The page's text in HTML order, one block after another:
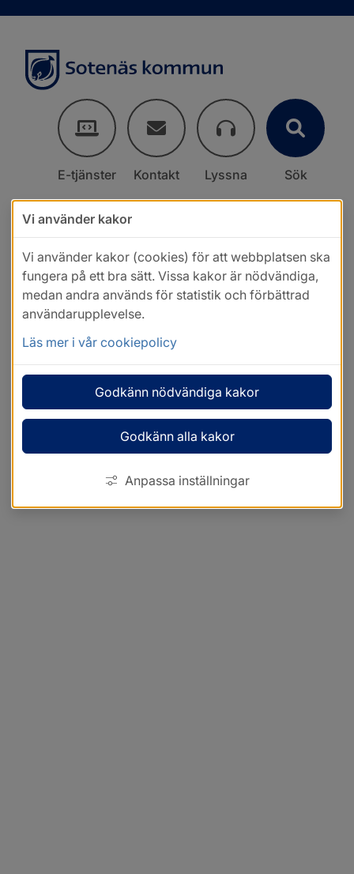
E-tjänster Kontakt Lyssna Sök
Vi använder kakor
Vi använder kakor (cookies) för att webbplatsen ska
fungera på ett bra sätt. Vissa kakor är nödvändiga,
medan andra används för statistik och förbättrad
användarupplevelse.
Läs mer i vår cookiepolicy
Godkänn nödvändiga kakor
Godkänn alla kakor
Anpassa inställningar